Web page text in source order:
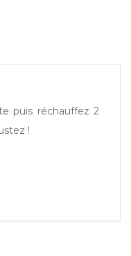
puis réchauffez 2
!